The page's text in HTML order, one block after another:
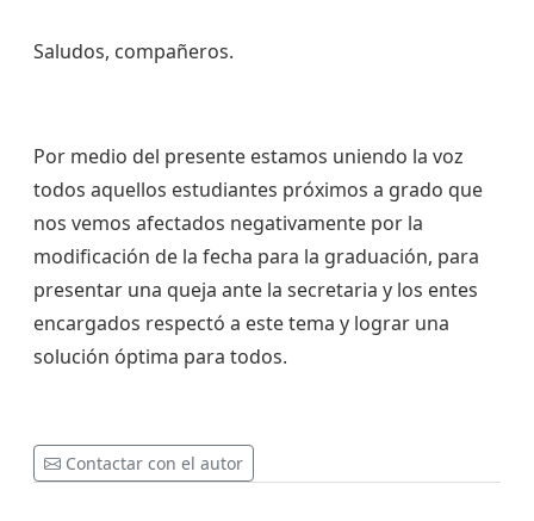
Saludos, compañeros.
Por medio del presente estamos uniendo la voz
todos aquellos estudiantes próximos a grado que
nos vemos afectados negativamente por la
modificación de la fecha para la graduación, para
presentar una queja ante la secretaria y los entes
encargados respectó a este tema y lograr una
solución óptima para todos.
Contactar con el autor